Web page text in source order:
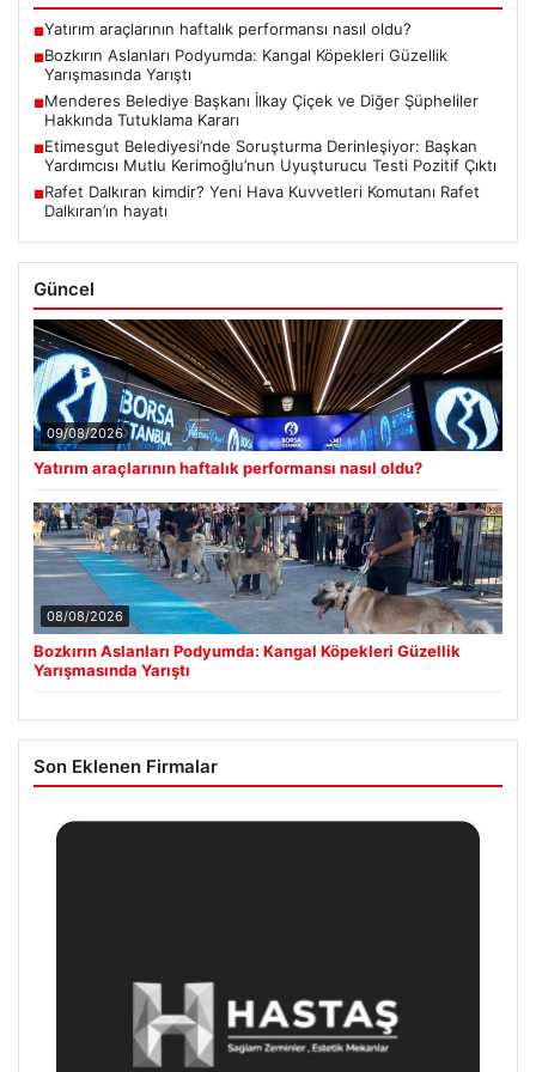
■Yatırım araçlarının haftalık performansı nasıl oldu?
■Bozkırın Aslanları Podyumda: Kangal Köpekleri Güzellik
Yarışmasında Yarıştı
■Menderes Belediye Başkanı İlkay Çiçek ve Diğer Şüpheliler
Hakkında Tutuklama Kararı
■Etimesgut Belediyesi’nde Soruşturma Derinleşiyor: Başkan
Yardımcısı Mutlu Kerimoğlu’nun Uyuşturucu Testi Pozitif Çıktı
■Rafet Dalkıran kimdir? Yeni Hava Kuvvetleri Komutanı Rafet
Dalkıran’ın hayatı
Güncel
09/08/2026
Yatırım araçlarının haftalık performansı nasıl oldu?
08/08/2026
Bozkırın Aslanları Podyumda: Kangal Köpekleri Güzellik
Yarışmasında Yarıştı
Son Eklenen Firmalar